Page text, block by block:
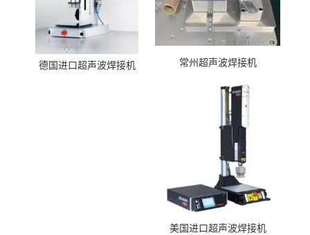
德国进口超声波焊接机 常州超声波焊接机
美国进口超声波焊接机